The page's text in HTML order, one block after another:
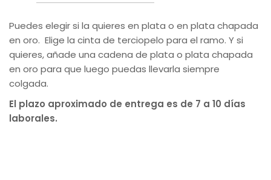
Puedes elegir si la quieres en plata o en plata chapada
en oro. Elige la cinta de terciopelo para el ramo. Y si
quieres, añade una cadena de plata o plata chapada
en oro para que luego puedas llevarla siempre
colgada.
El plazo aproximado de entrega es de 7 a 10 días
laborales.